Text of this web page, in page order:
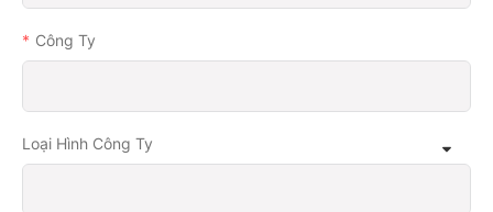
Công Ty
Loại Hình Công Ty